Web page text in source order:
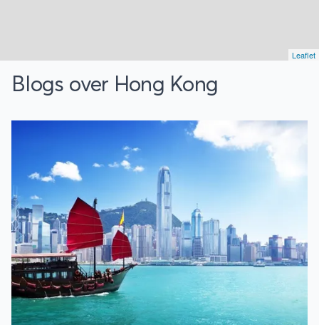
Leaflet
Blogs over Hong Kong